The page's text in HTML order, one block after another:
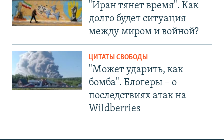
"Иран тянет время". Как
долго будет ситуация
между миром и войной?
ЦИТАТЫ СВОБОДЫ
"Может ударить, как
бомба". Блогеры – о
последствиях атак на
Wildberries